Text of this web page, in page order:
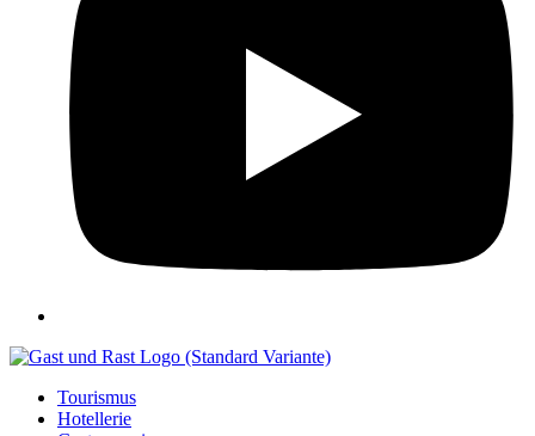
Tourismus
Hotellerie